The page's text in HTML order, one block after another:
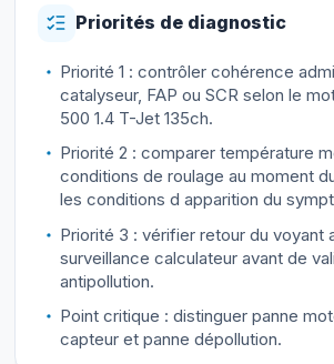
Priorités de diagnostic
Priorité 1 : contrôler cohérence
catalyseur, FAP ou SCR selon le
500 1.4 T-Jet 135ch.
Priorité 2 : comparer température
conditions de roulage au moment
les conditions d apparition du
Priorité 3 : vérifier retour du voyant
surveillance calculateur avant de
antipollution.
Point critique : distinguer panne
capteur et panne dépollution.